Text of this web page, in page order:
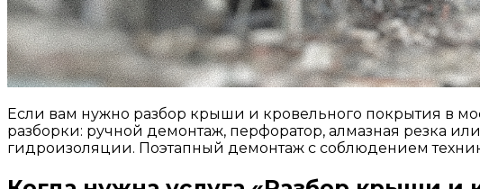
Если вам нужно разбор крыши и кровельного покрытия в
разборки: ручной демонтаж, перфоратор, алмазная резка
гидроизоляции. Поэтапный демонтаж с соблюдением